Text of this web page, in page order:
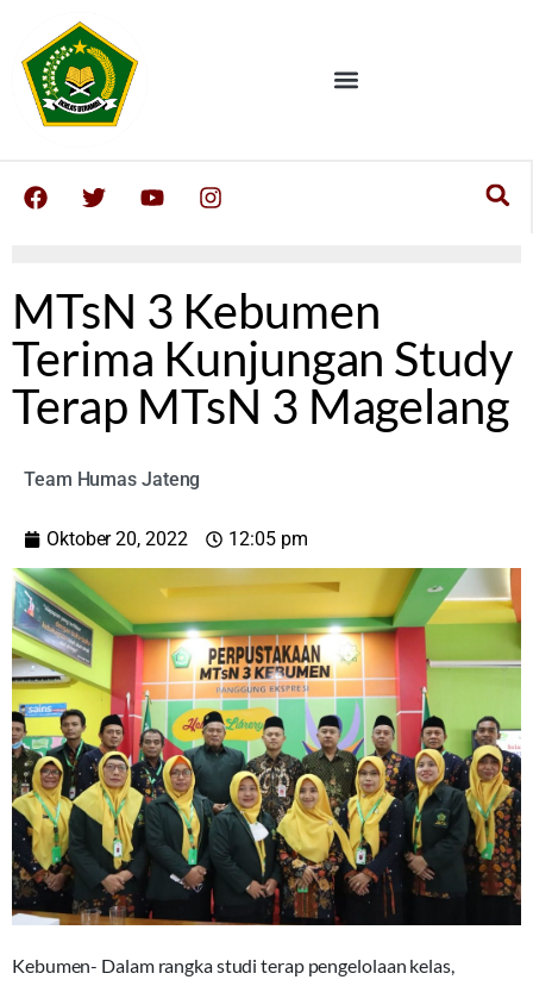
MTsN 3 Kebumen
Terima Kunjungan Study
Terap MTsN 3 Magelang
Team Humas Jateng
Oktober 20, 2022 12:05 pm
Kebumen- Dalam rangka studi terap pengelolaan kelas,